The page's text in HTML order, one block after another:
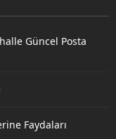
Güncel Posta
Faydaları